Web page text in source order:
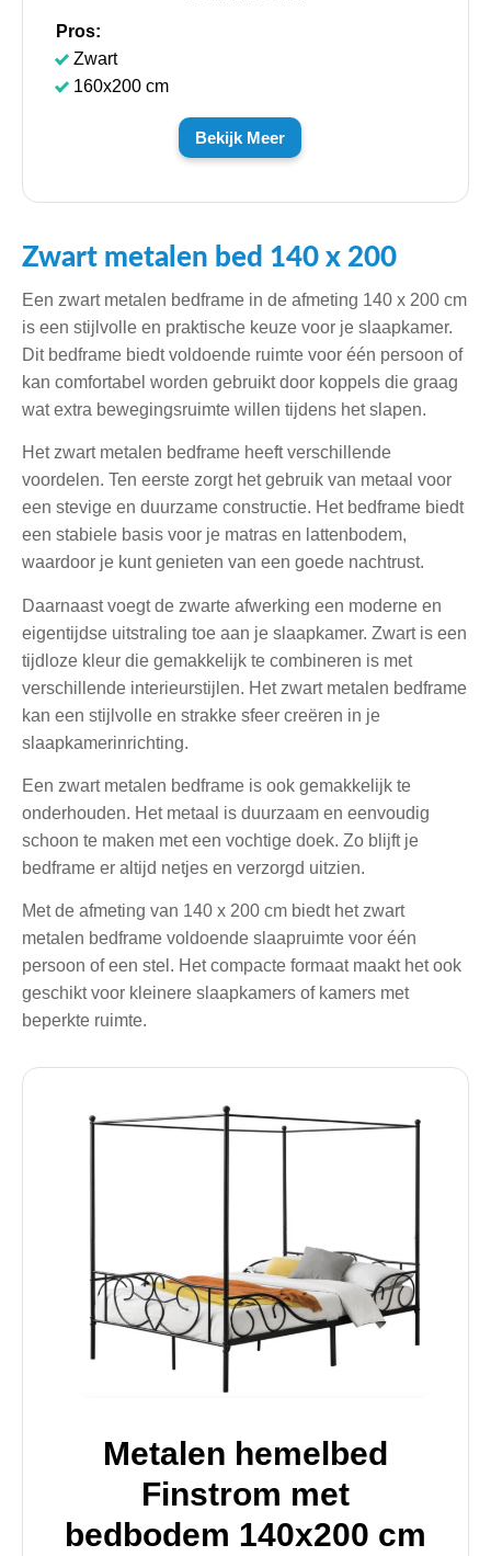
Pros:
Zwart
160x200 cm
Bekijk Meer
Zwart metalen bed 140 x 200
Een zwart metalen bedframe in de afmeting 140 x 200 cm
is een stijlvolle en praktische keuze voor je slaapkamer.
Dit bedframe biedt voldoende ruimte voor één persoon of
kan comfortabel worden gebruikt door koppels die graag
wat extra bewegingsruimte willen tijdens het slapen.
Het zwart metalen bedframe heeft verschillende
voordelen. Ten eerste zorgt het gebruik van metaal voor
een stevige en duurzame constructie. Het bedframe biedt
een stabiele basis voor je matras en lattenbodem,
waardoor je kunt genieten van een goede nachtrust.
Daarnaast voegt de zwarte afwerking een moderne en
eigentijdse uitstraling toe aan je slaapkamer. Zwart is een
tijdloze kleur die gemakkelijk te combineren is met
verschillende interieurstijlen. Het zwart metalen bedframe
kan een stijlvolle en strakke sfeer creëren in je
slaapkamerinrichting.
Een zwart metalen bedframe is ook gemakkelijk te
onderhouden. Het metaal is duurzaam en eenvoudig
schoon te maken met een vochtige doek. Zo blijft je
bedframe er altijd netjes en verzorgd uitzien.
Met de afmeting van 140 x 200 cm biedt het zwart
metalen bedframe voldoende slaapruimte voor één
persoon of een stel. Het compacte formaat maakt het ook
geschikt voor kleinere slaapkamers of kamers met
beperkte ruimte.
Metalen hemelbed
Finstrom met
bedbodem 140x200 cm